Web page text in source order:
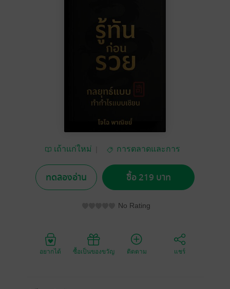
เถ้าแก่ใหม่
การตลาดและการ
ทดลองอ่าน ซื้อ 219 บาท
No Rating
อยากได้ ซื้อเป็นของขวัญ ติดตาม แชร์